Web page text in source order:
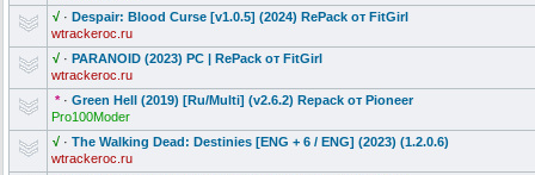
√ · Despair: Blood Curse [v1.0.5] (2024) RePack от FitGirl
wtrackeroc.ru
√ · PARANOID (2023) PC | RePack от FitGirl
wtrackeroc.ru
* · Green Hell (2019) [Ru/Multi] (v2.6.2) Repack от Pioneer
Pro100Moder
√ · The Walking Dead: Destinies [ENG + 6 / ENG] (2023) (1.2.0.6)
wtrackeroc.ru